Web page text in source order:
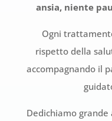
ansia, niente
Ogni
rispetto della
accompagnando il
Dedichiamo